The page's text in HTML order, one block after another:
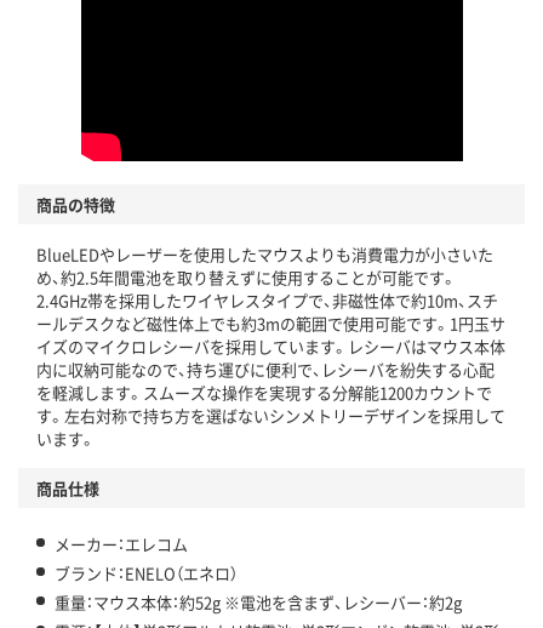
商品の特徴
BlueLEDやレーザーを使用したマウスよりも消費電力が小さいた
め、約2.5年間電池を取り替えずに使用することが可能です。
2.4GHz帯を採用したワイヤレスタイプで、非磁性体で約10m、スチ
ールデスクなど磁性体上でも約3mの範囲で使用可能です。1円玉サ
イズのマイクロレシーバを採用しています。レシーバはマウス本体
内に収納可能なので、持ち運びに便利で、レシーバを紛失する心配
を軽減します。スムーズな操作を実現する分解能1200カウントで
す。左右対称で持ち方を選ばないシンメトリーデザインを採用して
います。
商品仕様
メーカー：エレコム
ブランド：ENELO（エネロ）
重量：マウス本体：約52g ※電池を含まず、レシーバー：約2g